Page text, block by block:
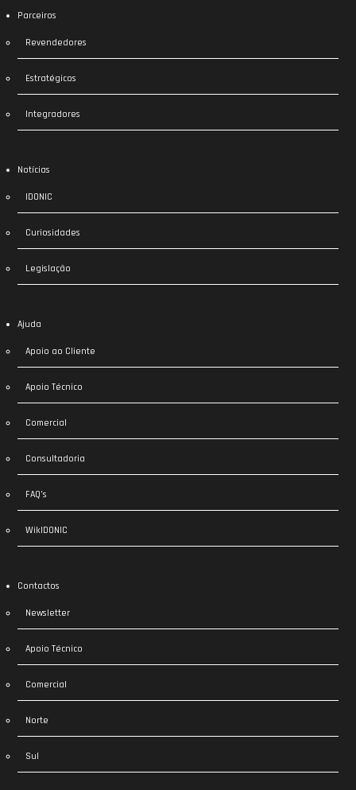
Parceiros
Revendedores
Estratégicos
Integradores
Notícias
IDONIC
Curiosidades
Legislação
Ajuda
Apoio ao Cliente
Apoio Técnico
Comercial
Consultadoria
FAQ’s
WikIDONIC
Contactos
Newsletter
Apoio Técnico
Comercial
Norte
Sul